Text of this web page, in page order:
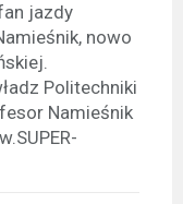
jazdy
nowo
Politechniki
Namieśnik